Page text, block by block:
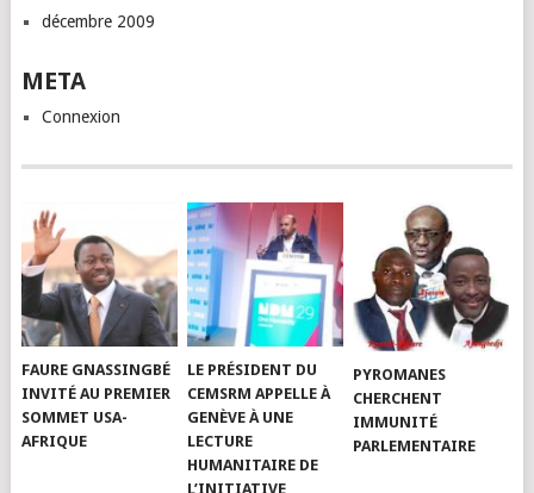
décembre 2009
META
Connexion
FAURE GNASSINGBÉ
INVITÉ AU PREMIER
SOMMET USA-
AFRIQUE
LE PRÉSIDENT DU
CEMSRM APPELLE À
GENÈVE À UNE
LECTURE
HUMANITAIRE DE
L’INITIATIVE
PYROMANES
CHERCHENT
IMMUNITÉ
PARLEMENTAIRE